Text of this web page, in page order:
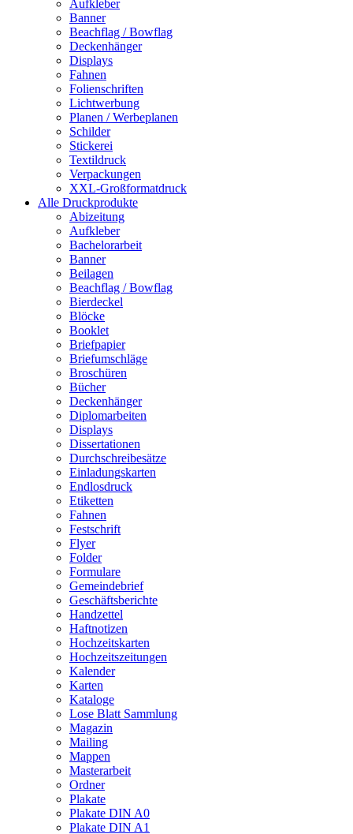
Aufkleber
Banner
Beachflag / Bowflag
Deckenhänger
Displays
Fahnen
Folienschriften
Lichtwerbung
Planen / Werbeplanen
Schilder
Stickerei
Textildruck
Verpackungen
XXL-Großformatdruck
Alle Druckprodukte
Abizeitung
Aufkleber
Bachelorarbeit
Banner
Beilagen
Beachflag / Bowflag
Bierdeckel
Blöcke
Booklet
Briefpapier
Briefumschläge
Broschüren
Bücher
Deckenhänger
Diplomarbeiten
Displays
Dissertationen
Durchschreibesätze
Einladungskarten
Endlosdruck
Etiketten
Fahnen
Festschrift
Flyer
Folder
Formulare
Gemeindebrief
Geschäftsberichte
Handzettel
Haftnotizen
Hochzeitskarten
Hochzeitszeitungen
Kalender
Karten
Kataloge
Lose Blatt Sammlung
Magazin
Mailing
Mappen
Masterarbeit
Ordner
Plakate
Plakate DIN A0
Plakate DIN A1